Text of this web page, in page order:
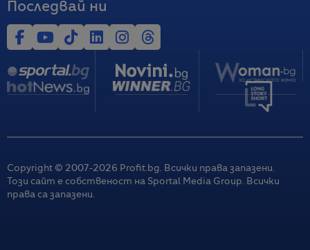
Последвай ни
Copyright © 2007-2026 Profit.bg. Всички права запазени.
Този сайт е собственост на Sportal Media Group. Всички
права са запазени.